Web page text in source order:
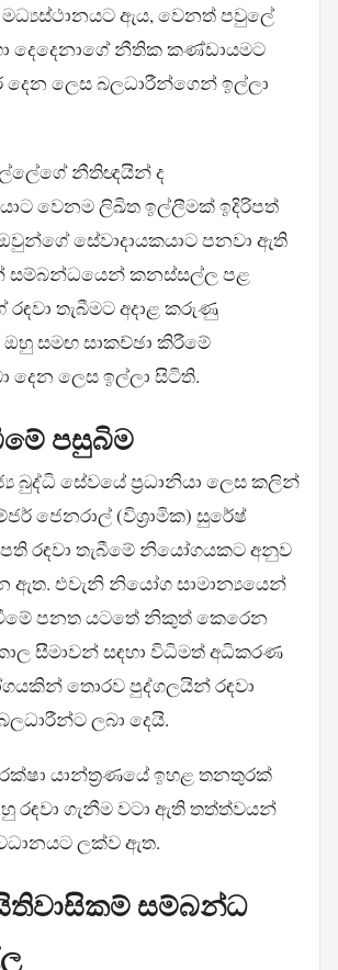
ඇය, වෙනත් පවුලේ
දෙදෙනාගේ නීතික කණ්ඩායමට
දෙන ලෙස බලධාරීන්ගෙන් ඉල්ලා
නීතිඥයින් ද
වෙනම ලිඛිත ඉල්ලීමක් ඉදිරිපත්
සේවාදායකයාට පනවා ඇති
සම්බන්ධයෙන් කනස්සල්ල පළ
තැබීමට අදාළ කරුණු
සමඟ සාකච්ඡා කිරීමේ
දෙන ලෙස ඉල්ලා සිටිති.
පසුබිම
බුද්ධි සේවයේ ප්‍රධානියා ලෙස කලින්
ජෙනරාල් (විශ්‍රාමික) සුරේෂ්
රඳවා තැබීමේ නියෝගයකට අනුව
ඇත. එවැනි නියෝග සාමාන්‍යයෙන්
පනත යටතේ නිකුත් කෙරෙන
සීමාවන් සඳහා විධිමත් අධිකරණ
තොරව පුද්ගලයින් රඳවා
ලබා දෙයි.
යාන්ත්‍රණයේ ඉහළ තනතුරක්
රඳවා ගැනීම වටා ඇති තත්ත්වයන්
ලක්ව ඇත.
සම්බන්ධ